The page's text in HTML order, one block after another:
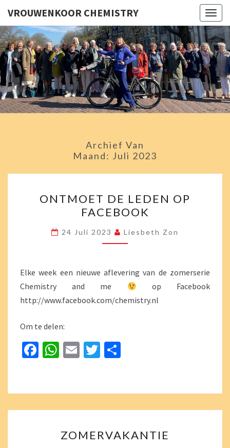
VROUWENKOOR CHEMISTRY
Chemistry
Zingt En
Swingt!
Archief Van
Maand: Juli 2023
DE
LEDEN
OP
FACEBOOK
ONTMOET DE LEDEN OP
FACEBOOK
24 Juli 2023 Liesbeth Zon
Elke week een nieuwe aflevering van de zomerserie
Chemistry and me
op Facebook
http://www.facebook.com/chemistry.nl
Om te delen:
Fa
o
o
W
sA
p
p
E
l
T
er n
ZOMERVAKANTIE